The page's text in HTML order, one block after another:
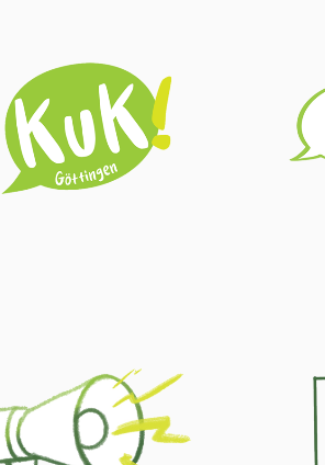
Infos zum KuK
Fortbildung